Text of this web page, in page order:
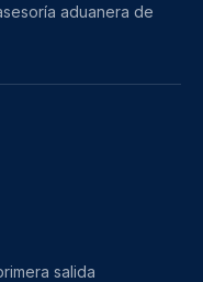
aduanera de
salida